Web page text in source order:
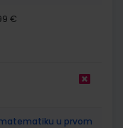
€
matematiku u prvom